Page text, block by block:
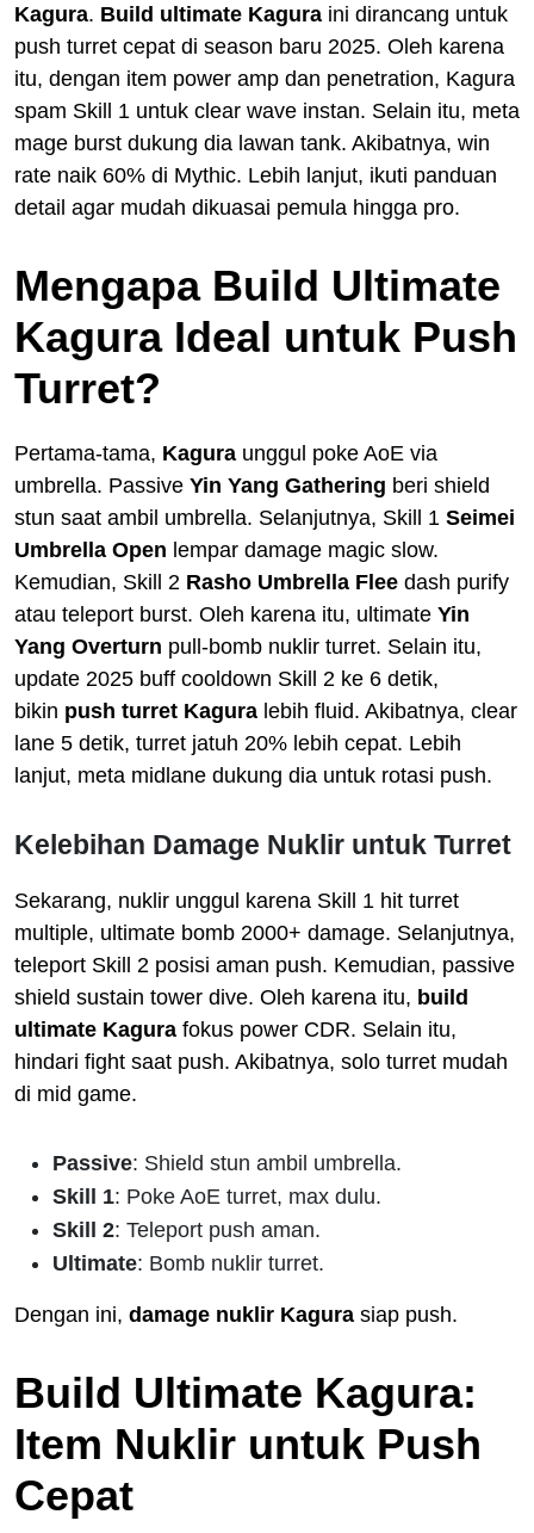
Kagura. Build ultimate Kagura ini dirancang untuk
push turret cepat di season baru 2025. Oleh karena
itu, dengan item power amp dan penetration, Kagura
spam Skill 1 untuk clear wave instan. Selain itu, meta
mage burst dukung dia lawan tank. Akibatnya, win
rate naik 60% di Mythic. Lebih lanjut, ikuti panduan
detail agar mudah dikuasai pemula hingga pro.
Mengapa Build Ultimate
Kagura Ideal untuk Push
Turret?
Pertama-tama, Kagura unggul poke AoE via
umbrella. Passive Yin Yang Gathering beri shield
stun saat ambil umbrella. Selanjutnya, Skill 1 Seimei
Umbrella Open lempar damage magic slow.
Kemudian, Skill 2 Rasho Umbrella Flee dash purify
atau teleport burst. Oleh karena itu, ultimate Yin
Yang Overturn pull-bomb nuklir turret. Selain itu,
update 2025 buff cooldown Skill 2 ke 6 detik,
bikin push turret Kagura lebih fluid. Akibatnya, clear
lane 5 detik, turret jatuh 20% lebih cepat. Lebih
lanjut, meta midlane dukung dia untuk rotasi push.
Kelebihan Damage Nuklir untuk Turret
Sekarang, nuklir unggul karena Skill 1 hit turret
multiple, ultimate bomb 2000+ damage. Selanjutnya,
teleport Skill 2 posisi aman push. Kemudian, passive
shield sustain tower dive. Oleh karena itu, build
ultimate Kagura fokus power CDR. Selain itu,
hindari fight saat push. Akibatnya, solo turret mudah
di mid game.
Passive: Shield stun ambil umbrella.
Skill 1: Poke AoE turret, max dulu.
Skill 2: Teleport push aman.
Ultimate: Bomb nuklir turret.
Dengan ini, damage nuklir Kagura siap push.
Build Ultimate Kagura:
Item Nuklir untuk Push
Cepat